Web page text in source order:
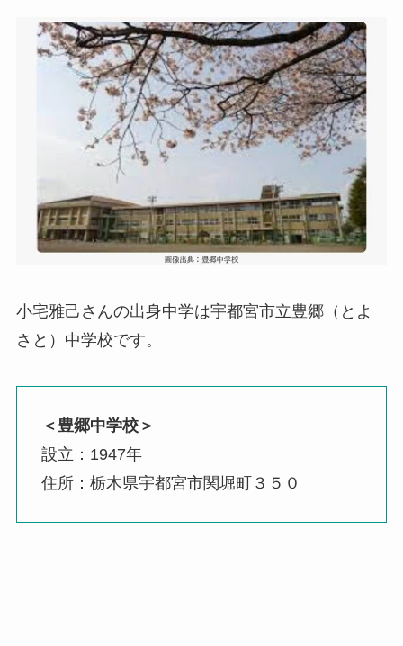
小宅雅己さんの出身中学は宇都宮市立豊郷（とよ
さと）中学校です。
＜豊郷中学校＞
設立：1947年
住所：栃木県宇都宮市関堀町３５０